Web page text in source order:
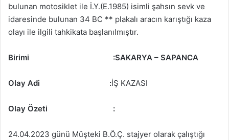
bulunan motosiklet ile İ.Y.(E.1985) isimli şahsın sevk ve
idaresinde bulunan 34 BC ** plakalı aracın karıştığı kaza
olayı ile ilgili tahkikata başlanılmıştır.
Birimi :SAKARYA – SAPANCA
Olay Adi :İŞ KAZASI
Olay Özeti :
24.04.2023 günü Müşteki B.Ö.Ç. stajyer olarak çalıştığı